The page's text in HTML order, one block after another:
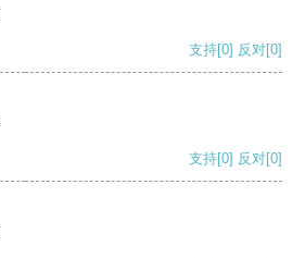
支持[0] 反对[0]
支持[0] 反对[0]